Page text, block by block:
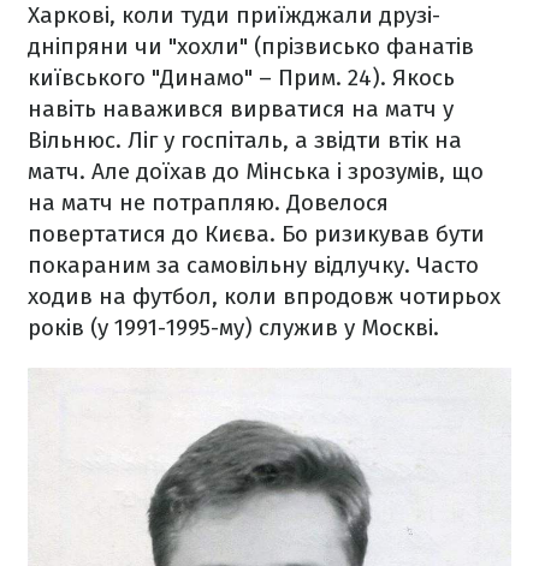
Харкові, коли туди приїжджали друзі-
дніпряни чи "хохли" (прізвисько фанатів
київського "Динамо" – Прим. 24). Якось
навіть наважився вирватися на матч у
Вільнюс. Ліг у госпіталь, а звідти втік на
матч. Але доїхав до Мінська і зрозумів, що
на матч не потрапляю. Довелося
повертатися до Києва. Бо ризикував бути
покараним за самовільну відлучку. Часто
ходив на футбол, коли впродовж чотирьох
років (у 1991-1995-му) служив у Москві.